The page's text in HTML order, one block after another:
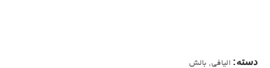
دسته: الیافی, بالش